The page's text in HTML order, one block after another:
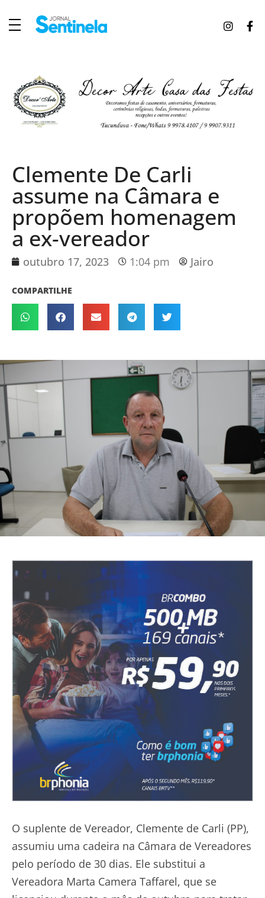
Clemente De Carli
assume na Câmara e
propõem homenagem
a ex-vereador
outubro 17, 2023 1:04 pm Jairo
COMPARTILHE
O suplente de Vereador, Clemente de Carli (PP),
assumiu uma cadeira na Câmara de Vereadores
pelo período de 30 dias. Ele substitui a
Vereadora Marta Camera Taffarel, que se